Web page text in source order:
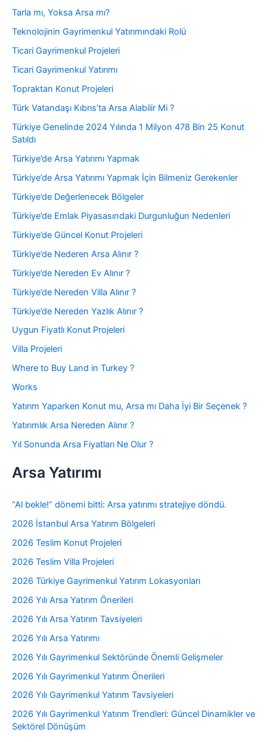
Tarla mı, Yoksa Arsa mı?
Teknolojinin Gayrimenkul Yatırımındaki Rolü
Ticari Gayrimenkul Projeleri
Ticari Gayrimenkul Yatırımı
Topraktan Konut Projeleri
Türk Vatandaşı Kıbrıs’ta Arsa Alabilir Mi ?
Türkiye Genelinde 2024 Yılında 1 Milyon 478 Bin 25 Konut
Satıldı
Türkiye’de Arsa Yatırımı Yapmak
Türkiye’de Arsa Yatırımı Yapmak İçin Bilmeniz Gerekenler
Türkiye’de Değerlenecek Bölgeler
Türkiye’de Emlak Piyasasındaki Durgunluğun Nedenleri
Türkiye’de Güncel Konut Projeleri
Türkiye’de Nederen Arsa Alınır ?
Türkiye’de Nereden Ev Alınır ?
Türkiye’de Nereden Villa Alınır ?
Türkiye’de Nereden Yazlık Alınır ?
Uygun Fiyatlı Konut Projeleri
Villa Projeleri
Where to Buy Land in Turkey ?
Works
Yatırım Yaparken Konut mu, Arsa mı Daha İyi Bir Seçenek ?
Yatırımlık Arsa Nereden Alınır ?
Yıl Sonunda Arsa Fiyatları Ne Olur ?
Arsa Yatırımı
“Al bekle!” dönemi bitti: Arsa yatırımı stratejiye döndü.
2026 İstanbul Arsa Yatırım Bölgeleri
2026 Teslim Konut Projeleri
2026 Teslim Villa Projeleri
2026 Türkiye Gayrimenkul Yatırım Lokasyonları
2026 Yılı Arsa Yatırım Önerileri
2026 Yılı Arsa Yatırım Tavsiyeleri
2026 Yılı Arsa Yatırımı
2026 Yılı Gayrimenkul Sektöründe Önemli Gelişmeler
2026 Yılı Gayrimenkul Yatırım Önerileri
2026 Yılı Gayrimenkul Yatırım Tavsiyeleri
2026 Yılı Gayrimenkul Yatırım Trendleri: Güncel Dinamikler ve
Sektörel Dönüşüm